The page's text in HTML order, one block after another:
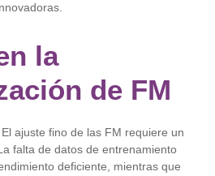
la
de FM
El ajuste fino de las FM requiere un
falta de datos de entrenamiento
deficiente, mientras que